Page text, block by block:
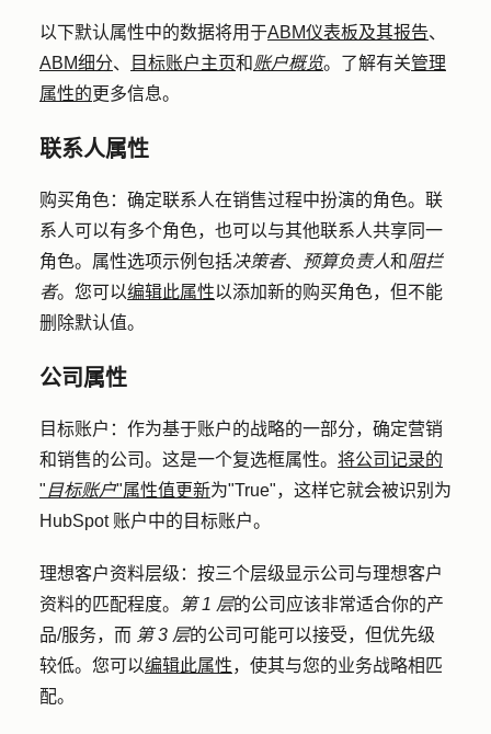
以下默认属性中的数据将用于ABM仪表板及其报告、
ABM细分、 目标账户主页和 账户概览。了解有关管理
属性的更多信息。
联系人属性
购买角色： 确定联系人在销售过程中扮演的角色。联
系人可以有多个角色，也可以与其他联系人共享同一
角色。属性选项示例包括决策者、 预算负责人和阻拦
者。您可以编辑此属性以添加新的购买角色，但不能
删除默认值。
公司属性
目标账户： 作为基于账户的战略的一部分，确定营销
和销售的公司。这是一个复选框属性。 将公司记录的
" 目标账户"属性值更新为"True"，这样它就会被识别为
HubSpot 账户中的目标账户。
理想客户资料层级： 按三个层级显示公司与理想客户
资料的匹配程度。
第 1 层的公司应该非常适合你的产
品/服务，而 第 3 层的公司可能可以接受，但优先级
较低。您可以编辑此属性，使其与您的业务战略相匹
配。